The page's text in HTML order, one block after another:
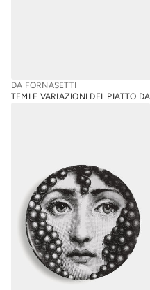
DA FORNASETTI
TEMI E VARIAZIONI DEL PIATTO